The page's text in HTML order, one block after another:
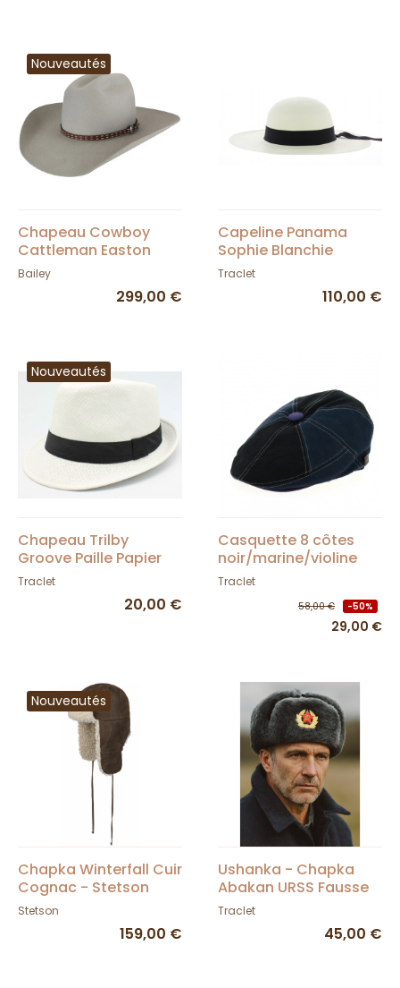
Nouveautés
Chapeau Cowboy
Cattleman Easton
Gris - Bailey
Bailey
299,00 €
Capeline Panama
Sophie Blanchie
Traclet
110,00 €
Nouveautés
Chapeau Trilby
Groove Paille Papier
Blanc - Traclet
Traclet
20,00 €
Casquette 8 côtes
noir/marine/violine
100% lin
Traclet
58,00 € -50%
29,00 €
Nouveautés
Chapka Winterfall Cuir
Cognac - Stetson
Stetson
159,00 €
Ushanka - Chapka
Abakan URSS Fausse
Fourrure
Traclet
45,00 €